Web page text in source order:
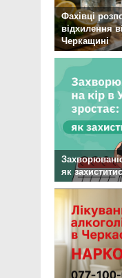
Фахівці
відхилення
Черкащині
як